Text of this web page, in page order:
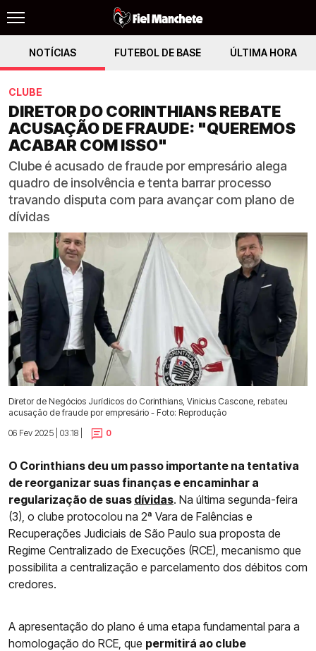
NOTÍCIAS FUTEBOL DE BASE ÚLTIMA HORA
CLUBE
DIRETOR DO CORINTHIANS REBATE
ACUSAÇÃO DE FRAUDE: "QUEREMOS
ACABAR COM ISSO"
Clube é acusado de fraude por empresário alega
quadro de insolvência e tenta barrar processo
travando disputa com para avançar com plano de
dívidas
Diretor de Negócios Jurídicos do Corinthians, Vinicius Cascone, rebateu
acusação de fraude por empresário - Foto: Reprodução
06 Fev 2025 | 03:18 |
0
O Corinthians deu um passo importante na tentativa
de reorganizar suas finanças e encaminhar a
regularização de suas dívidas. Na última segunda-feira
(3), o clube protocolou na 2ª Vara de Falências e
Recuperações Judiciais de São Paulo sua proposta de
Regime Centralizado de Execuções (RCE), mecanismo que
possibilita a centralização e parcelamento dos débitos com
credores.
A apresentação do plano é uma etapa fundamental para a
homologação do RCE, que permitirá ao clube